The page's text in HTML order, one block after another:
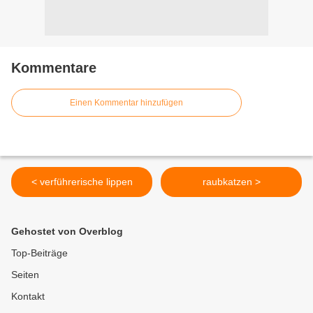
Kommentare
Einen Kommentar hinzufügen
< verführerische lippen raubkatzen >
Gehostet von Overblog
Top-Beiträge
Seiten
Kontakt